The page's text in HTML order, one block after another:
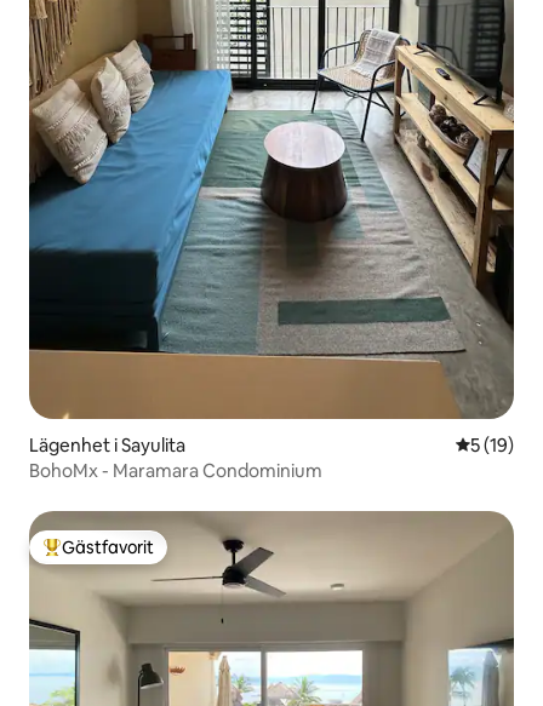
Lägenhet i Sayulita 5 av 5 i
5 (19)
BohoMx - Maramara Condominium
Populär gästfavorit
Gästfavorit